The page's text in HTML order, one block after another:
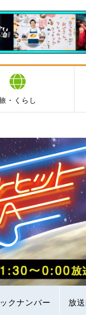
・くらし
クナンバー 放